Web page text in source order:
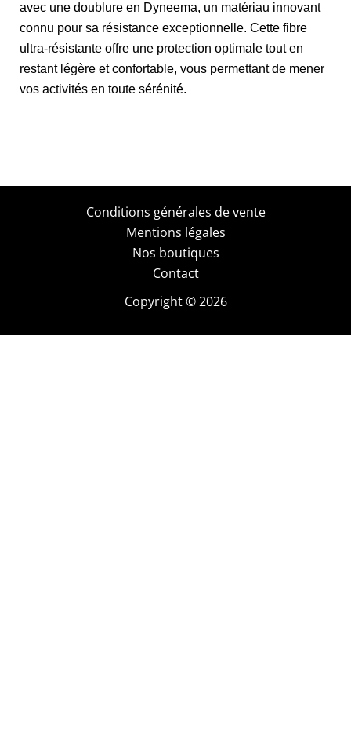
avec une doublure en Dyneema, un matériau innovant
connu pour sa résistance exceptionnelle. Cette fibre
ultra-résistante offre une protection optimale tout en
restant légère et confortable, vous permettant de mener
vos activités en toute sérénité.
Conditions générales de vente
Mentions légales
Nos boutiques
Contact
Copyright © 2026